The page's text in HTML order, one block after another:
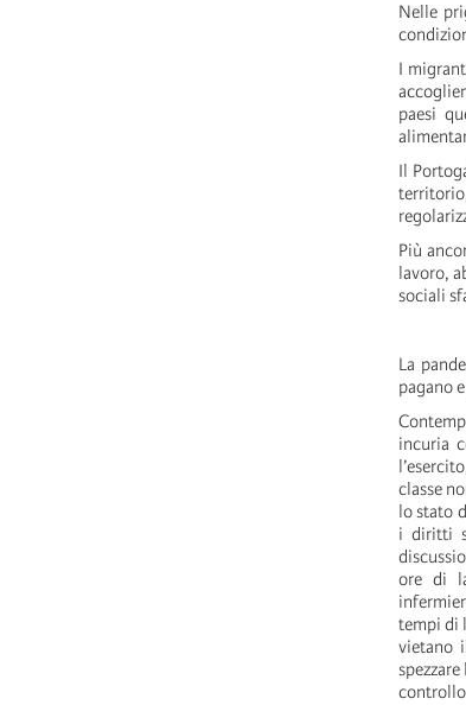
Nelle
I
paesi
Il
Più
lavoro,
sociali
La
pagano
incuria
classe
lo stato
i diritti
ore di
tempi di
vietano